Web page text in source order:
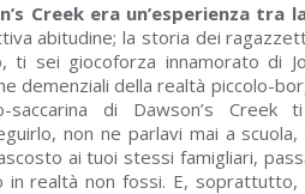
Creek era un’esperienza
abitudine; la storia dei
ti sei giocoforza innamorato di
demenziali della realtà piccolo-
saccarina di Dawson’s
non ne parlavi mai a
ai tuoi stessi famigliari,
in realtà non fossi. E,